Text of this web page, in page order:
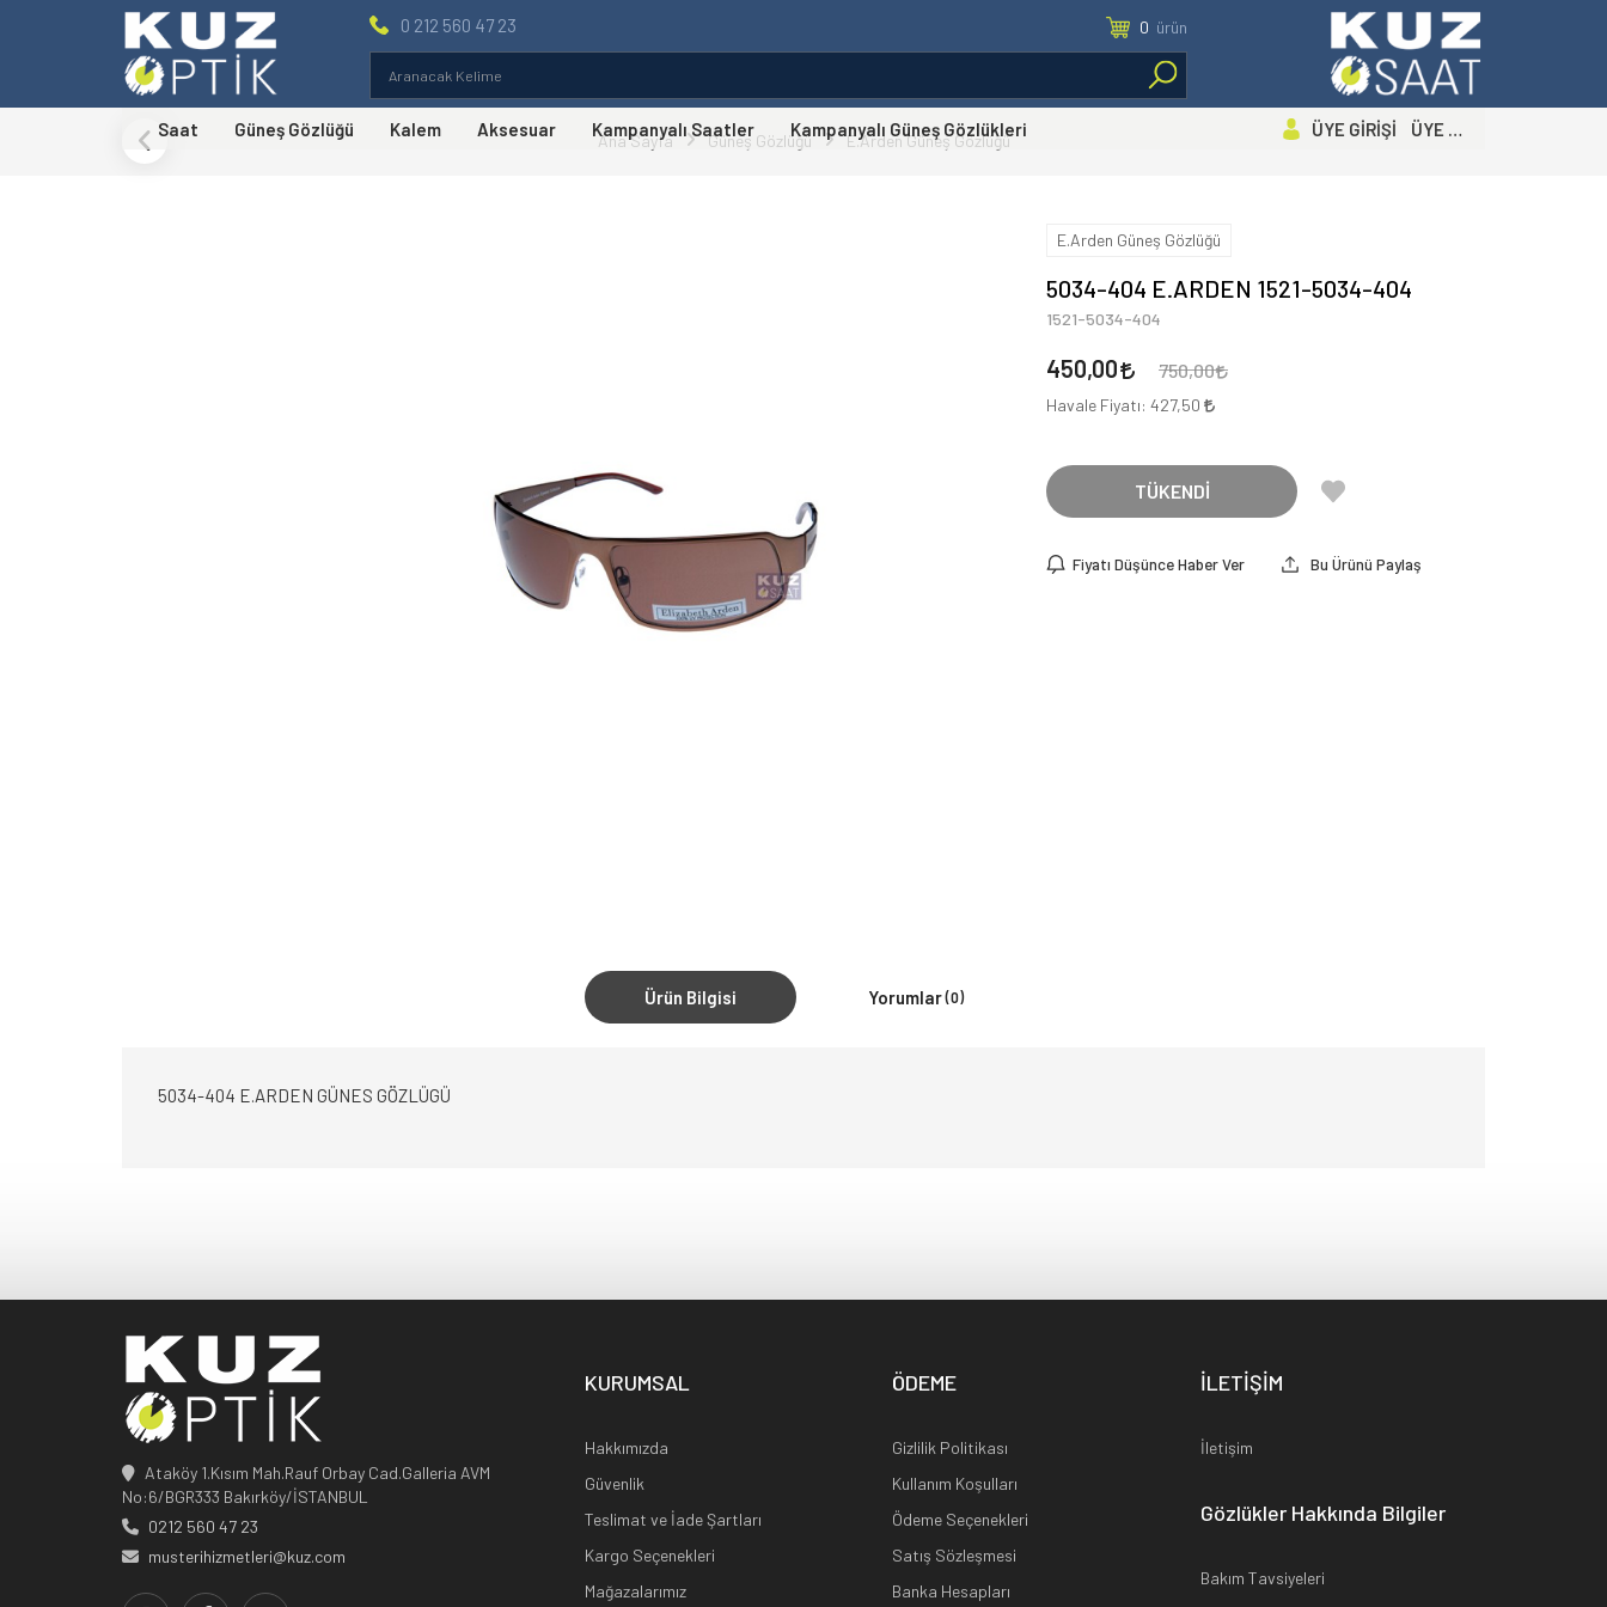
0 212 560 47 23 0 ürün
Saat Güneş Gözlüğü Kalem Aksesuar Kampanyalı Saatler Kampanyalı Güneş Gözlükleri ÜYE GİRİŞİ ÜYE OL
Ana Sayfa Güneş Gözlüğü E.Arden Güneş Gözlüğü
E.Arden Güneş Gözlüğü
5034-404 E.ARDEN 1521-5034-404
1521-5034-404
450,00 750,00
Havale Fiyatı:427,50
TÜKENDİ
Fiyatı Düşünce Haber Ver Bu Ürünü Paylaş
Ürün Bilgisi Yorumlar(0)
5034-404 E.ARDEN GÜNES GÖZLÜGÜ
Ataköy 1.Kısım Mah.Rauf Orbay Cad.Galleria AVM
No:6/BGR333 Bakırköy/İSTANBUL
0212 560 47 23
musterihizmetleri@kuz.com
KURUMSAL
Hakkımızda
Güvenlik
Teslimat ve İade Şartları
Kargo Seçenekleri
Mağazalarımız
ÖDEME
Gizlilik Politikası
Kullanım Koşulları
Ödeme Seçenekleri
Satış Sözleşmesi
Banka Hesapları
İLETİŞİM
İletişim
Gözlükler Hakkında Bilgiler
Bakım Tavsiyeleri